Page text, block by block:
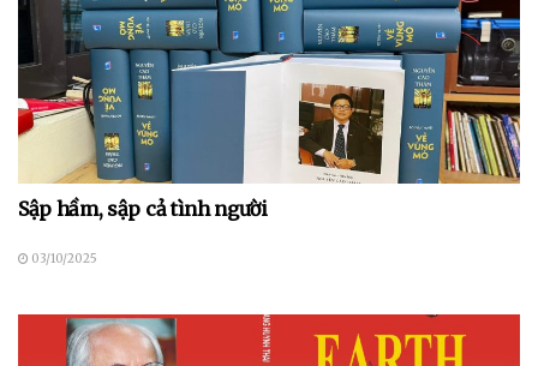
Sập hầm, sập cả tình người
03/10/2025